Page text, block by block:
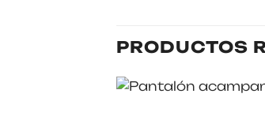
PRODUCTOS